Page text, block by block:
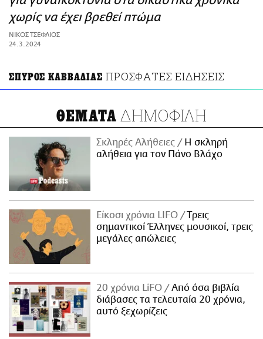
ΑΜΠΑ
PRINT
χωρίς να έχει βρεθεί πτώμα
ΝΙΚΟΣ ΤΣΕΦΛΙΟΣ
24.3.2024
ΣΠΥΡΟΣ ΚΑΒΒΑΔΙΑΣ ΠΡΟΣΦΑΤΕΣ ΕΙΔΗΣΕΙΣ
ΘΕΜΑΤΑ ΔΗΜΟΦΙΛΗ
Σκληρές Αλήθειες
H σκληρή
αλήθεια για τον Πάνο Βλάχο
Είκοσι χρόνια LIFO
Tρεις
σημαντικοί Έλληνες μουσικοί, τρεις
μεγάλες απώλειες
20 χρόνια LiFO
Από όσα βιβλία
διάβασες τα τελευταία 20 χρόνια,
αυτό ξεχωρίζεις